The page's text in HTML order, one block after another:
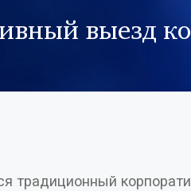
выезд
традиционный